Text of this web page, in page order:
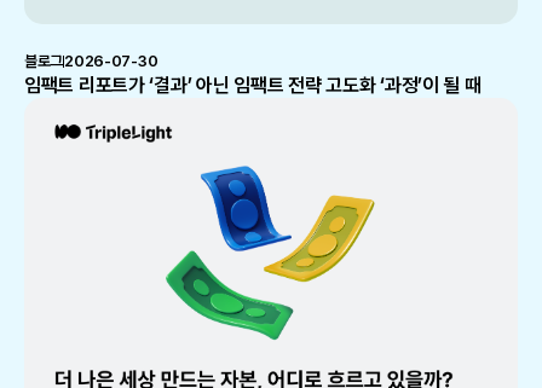
블로그2026-07-30
임팩트 리포트가 ‘결과’ 아닌 임팩트 전략 고도화 ‘과정’이 될 때